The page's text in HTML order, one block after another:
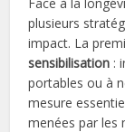
plusieurs
impact. La
sensibilisation :
portables ou à
mesure
menées par les